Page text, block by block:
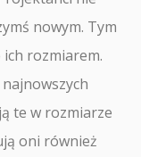
nowym. Tym
rozmiarem.
te w rozmiarze
oni również